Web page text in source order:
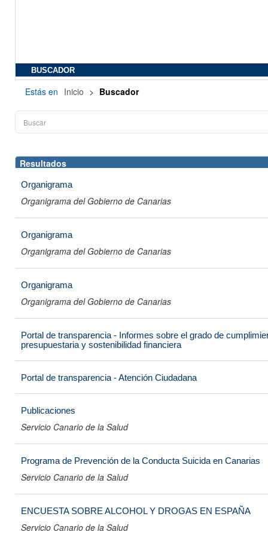
BUSCADOR
Estás en Inicio > Buscador
Resultados
Organigrama
Organigrama del Gobierno de Canarias
Organigrama
Organigrama del Gobierno de Canarias
Organigrama
Organigrama del Gobierno de Canarias
Portal de transparencia - Informes sobre el grado de
presupuestaria y sostenibilidad financiera
Portal de transparencia - Atención Ciudadana
Publicaciones
Servicio Canario de la Salud
Programa de Prevención de la Conducta Suicida en Canarias
Servicio Canario de la Salud
ENCUESTA SOBRE ALCOHOL Y DROGAS EN ESPAÑA
Servicio Canario de la Salud